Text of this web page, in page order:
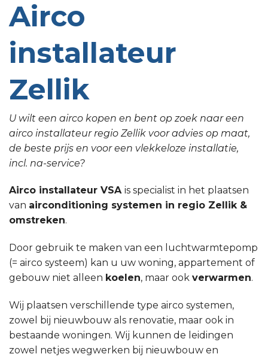
Airco
installateur
Zellik
U wilt een airco kopen en bent op zoek naar een
airco installateur regio Zellik voor advies op maat,
de beste prijs en voor een vlekkeloze installatie,
incl. na-service?
Airco installateur VSA is specialist in het plaatsen
van airconditioning systemen in regio Zellik &
omstreken.
Door gebruik te maken van een luchtwarmtepomp
(= airco systeem) kan u uw woning, appartement of
gebouw niet alleen koelen, maar ook verwarmen.
Wij plaatsen verschillende type airco systemen,
zowel bij nieuwbouw als renovatie, maar ook in
bestaande woningen. Wij kunnen de leidingen
zowel netjes wegwerken bij nieuwbouw en